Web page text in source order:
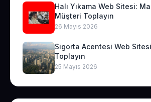
Halı Yıkama Web Sitesi:
Müşteri Toplayın
26 Mayıs 2026
Sigorta Acentesi Web
Toplayın
25 Mayıs 2026